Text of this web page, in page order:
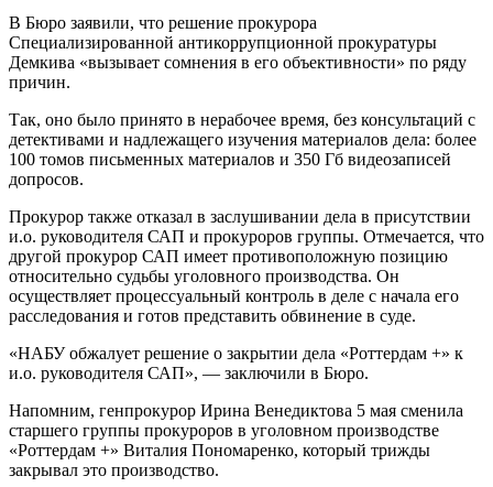
В Бюро заявили, что решение прокурора
Специализированной антикоррупционной прокуратуры
Демкива «вызывает сомнения в его объективности» по ряду
причин.
Так, оно было принято в нерабочее время, без консультаций с
детективами и надлежащего изучения материалов дела: более
100 томов письменных материалов и 350 Гб видеозаписей
допросов.
Прокурор также отказал в заслушивании дела в присутствии
и.о. руководителя САП и прокуроров группы. Отмечается, что
другой прокурор САП имеет противоположную позицию
относительно судьбы уголовного производства. Он
осуществляет процессуальный контроль в деле с начала его
расследования и готов представить обвинение в суде.
«НАБУ обжалует решение о закрытии дела «Роттердам +» к
и.о. руководителя САП», — заключили в Бюро.
Напомним, генпрокурор Ирина Венедиктова 5 мая сменила
старшего группы прокуроров в уголовном производстве
«Роттердам +» Виталия Пономаренко, который трижды
закрывал это производство.